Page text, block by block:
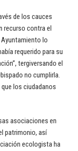
de los cauces
recurso contra el
lo
requerido para su
tergiversando el
no cumplirla.
los ciudadanos
asociaciones en
patrimonio, así
ecologista ha